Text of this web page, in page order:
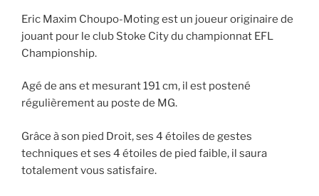
Eric Maxim Choupo-Moting est un joueur originaire de
jouant pour le club Stoke City du championnat EFL
Championship.
Agé de ans et mesurant 191 cm, il est postené
régulièrement au poste de MG.
Grâce à son pied Droit, ses 4 étoiles de gestes
techniques et ses 4 étoiles de pied faible, il saura
totalement vous satisfaire.